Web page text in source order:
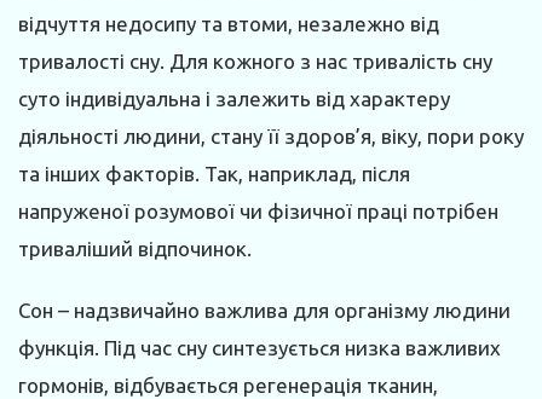
відчуття недосипу та втоми, незалежно від
тривалості сну. Для кожного з нас тривалість сну
суто індивідуальна і залежить від характеру
діяльності людини, стану її здоров’я, віку, пори року
та інших факторів. Так, наприклад, після
напруженої розумової чи фізичної праці потрібен
триваліший відпочинок.
Сон – надзвичайно важлива для організму людини
функція. Під час сну синтезується низка важливих
гормонів, відбувається регенерація тканин,